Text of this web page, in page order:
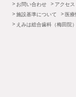
お問い合わせ
アクセス
施設基準について
医
えみは総合歯科（梅田院）